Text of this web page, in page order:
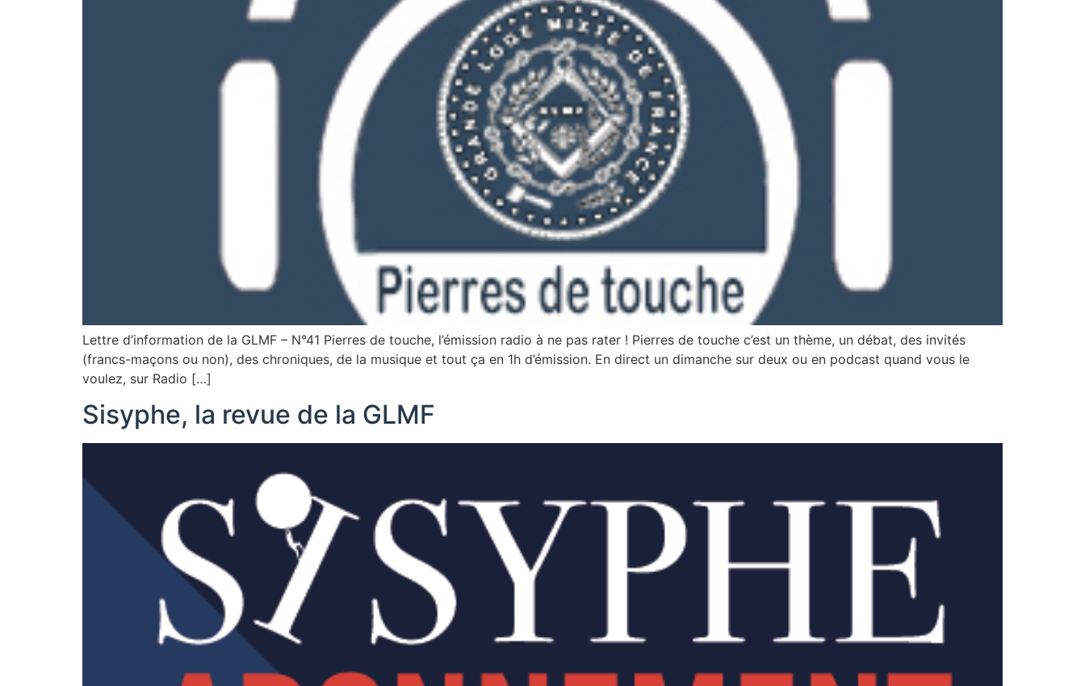
Lettre d’information de la GLMF – N°41 Pierres de touche, l’émission radio à ne pas rater ! Pierres de touche c’est un thème, un débat, des invités
(francs-maçons ou non), des chroniques, de la musique et tout ça en 1h d’émission. En direct un dimanche sur deux ou en podcast quand vous le
voulez, sur Radio […]
Sisyphe, la revue de la GLMF